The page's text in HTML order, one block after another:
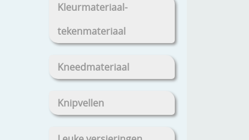
Kleurmateriaal-
tekenmateriaal
Kneedmateriaal
Knipvellen